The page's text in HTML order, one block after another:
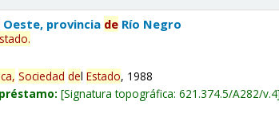
provincia de Río Negro
.
Sociedad delEstado, 1988
Signatura topográfica:621.374.5/A282/v.4